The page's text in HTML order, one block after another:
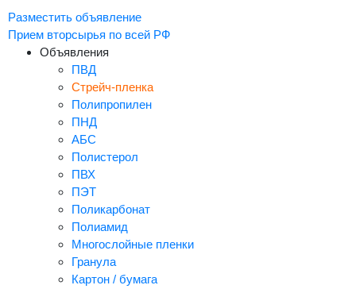
Разместить объявление
Прием вторсырья по всей РФ
Объявления
ПВД
Стрейч-пленка
Полипропилен
ПНД
АБС
Полистерол
ПВХ
ПЭТ
Поликарбонат
Полиамид
Многослойные пленки
Гранула
Картон / бумага